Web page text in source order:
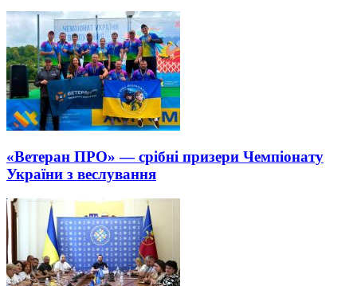
«Ветеран ПРО» — срібні призери Чемпіонату
України з веслування